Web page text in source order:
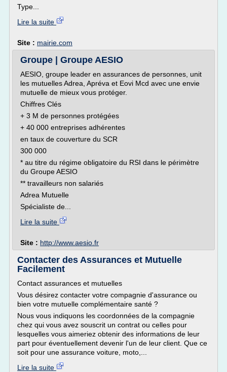
Type...
Lire la suite
Site : mairie.com
Groupe | Groupe AESIO
AESIO, groupe leader en assurances de personnes, unit
les mutuelles Adrea, Apréva et Eovi Mcd avec une envie
mutuelle de mieux vous protéger.
Chiffres Clés
+ 3 M de personnes protégées
+ 40 000 entreprises adhérentes
en taux de couverture du SCR
300 000
* au titre du régime obligatoire du RSI dans le périmètre
du Groupe AESIO
** travailleurs non salariés
Adrea Mutuelle
Spécialiste de...
Lire la suite
Site : http://www.aesio.fr
Contacter des Assurances et Mutuelle
Facilement
Contact assurances et mutuelles
Vous désirez contacter votre compagnie d'assurance ou
bien votre mutuelle complémentaire santé ?
Nous vous indiquons les coordonnées de la compagnie
chez qui vous avez souscrit un contrat ou celles pour
lesquelles vous aimeriez obtenir des informations de leur
part pour éventuellement devenir l'un de leur client. Que ce
soit pour une assurance voiture, moto,...
Lire la suite